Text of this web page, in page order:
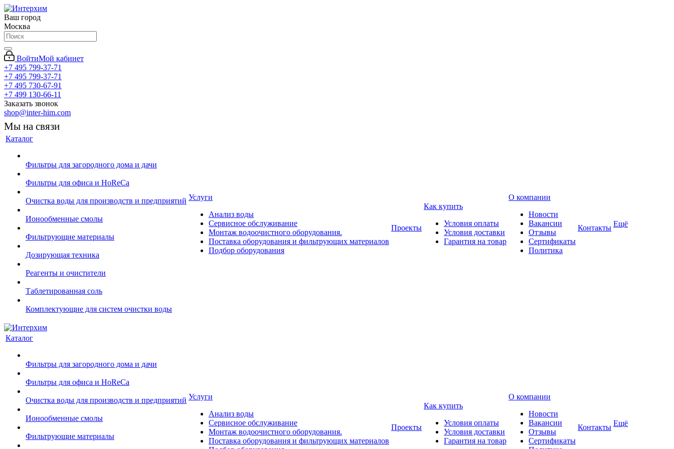
Ваш город
Москва
ВойтиМой кабинет
+7 495 799-37-71
+7 495 799-37-71
+7 495 730-67-91
+7 499 130-66-11
Заказать звонок
shop@inter-him.com
Мы на связи
Каталог
Фильтры для загородного дома и дачи
Фильтры для офиса и HoReCa
Очистка воды для производств и предприятий
Ионообменные смолы
Фильтрующие материалы
Дозирующая техника
Реагенты и очистители
Таблетированная соль
Комплектующие для систем очистки воды
Услуги
Анализ воды
Сервисное обслуживание
Монтаж водоочистного оборудования.
Поставка оборудования и фильтрующих материалов
Подбор оборудования
Проекты
Как купить
Условия оплаты
Условия доставки
Гарантия на товар
О компании
Новости
Вакансии
Отзывы
Сертификаты
Политика
Контакты Ещё
Каталог
Фильтры для загородного дома и дачи
Фильтры для офиса и HoReCa
Очистка воды для производств и предприятий
Ионообменные смолы
Фильтрующие материалы
Услуги
Анализ воды
Сервисное обслуживание
Монтаж водоочистного оборудования.
Поставка оборудования и фильтрующих материалов
Проекты
Как купить
Условия оплаты
Условия доставки
Гарантия на товар
О компании
Новости
Вакансии
Отзывы
Сертификаты
Контакты Ещё